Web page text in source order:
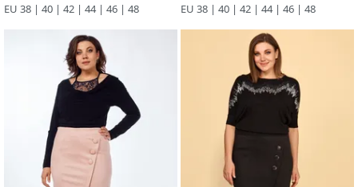
EU 38 | 40 | 42 | 44 | 46 | 48 EU 38 | 40 | 42 | 44 | 46 | 48